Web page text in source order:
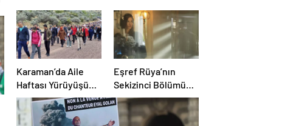
Karaman’da Aile
Haftası Yürüyüşü
Düzenlendi
Eşref Rüya’nın
Sekizinci Bölümü
Sürükledi